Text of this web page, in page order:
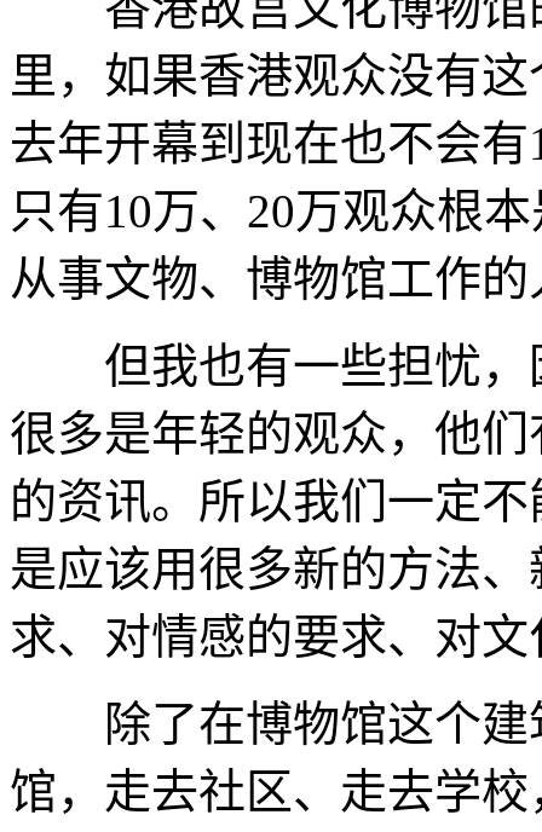
里，如果香港观众没有
去年开幕到现在也不会
只有10万、20万观众根
从事文物、博物馆工作
但我也有一些担忧，
很多是年轻的观众，他
的资讯。所以我们一定
是应该用很多新的方法
求、对情感的要求、对
除了在博物馆这个建
馆，走去社区、走去学